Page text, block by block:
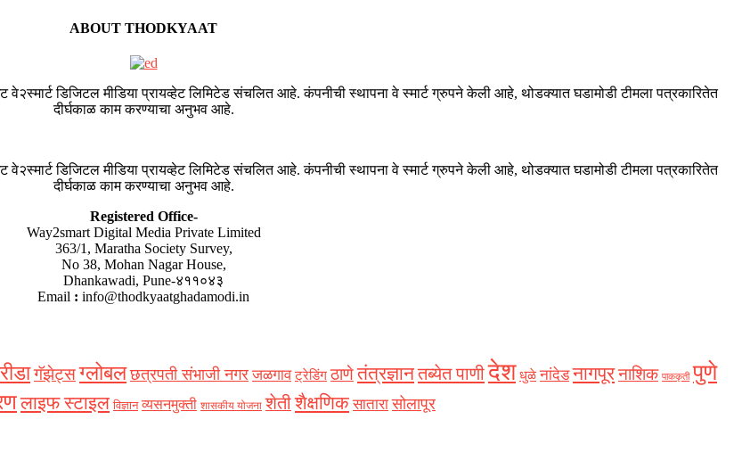
ABOUT THODKYAAT
वे२स्मार्ट डिजिटल मीडिया प्रायव्हेट लिमिटेड संचलित आहे. कंपनीची स्थापना वे स्मार्ट ग्रुपने केली आहे, थोडक्यात घडामोडी टीमला पत्रकारितेत
दीर्घकाळ काम करण्याचा अनुभव आहे.
वे२स्मार्ट डिजिटल मीडिया प्रायव्हेट लिमिटेड संचलित आहे. कंपनीची स्थापना वे स्मार्ट ग्रुपने केली आहे, थोडक्यात घडामोडी टीमला पत्रकारितेत
दीर्घकाळ काम करण्याचा अनुभव आहे.
Registered Office-
Way2smart Digital Media Private Limited
363/1, Maratha Society Survey,
No 38, Mohan Nagar House,
Dhankawadi, Pune-४११०४३
Email : info@thodkyaatghadamodi.in
गॅझेट्सग्लोबल छत्रपती संभाजी नगर जळगाव ट्रेडिंग ठाणेतंत्रज्ञानतब्येत पाणीदेश धुळे नांदेड नागपूरनाशिक पाककृती पुणे
लाइफ स्टाइल विज्ञान व्यसनमुक्ती शासकीय योजना शेतीशैक्षणिक सातारा सोलापूर